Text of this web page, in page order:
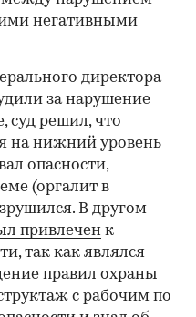
негативными
директора
за нарушение
суд решил, что
на нижний уровень
опасности,
(оргалит в
В другом
привлечен к
так как являлся
правил охраны
с рабочим по